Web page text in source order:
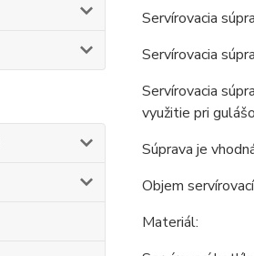
Servírovacia
Servírovacia
Servírovacia
využitie pri
Súprava je
Objem
Materiál: